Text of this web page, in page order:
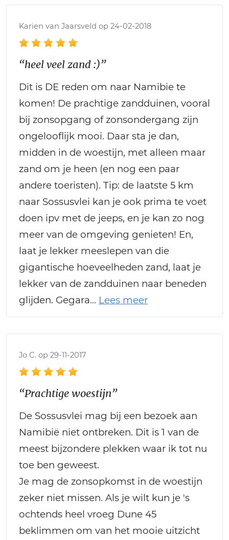
Karien van Jaarsveld op 24-02-2018
“heel veel zand :)”
Dit is DE reden om naar Namibie te
komen! De prachtige zandduinen, vooral
bij zonsopgang of zonsondergang zijn
ongelooflijk mooi. Daar sta je dan,
midden in de woestijn, met alleen maar
zand om je heen (en nog een paar
andere toeristen). Tip: de laatste 5 km
naar Sossusvlei kan je ook prima te voet
doen ipv met de jeeps, en je kan zo nog
meer van de omgeving genieten! En,
laat je lekker meeslepen van die
gigantische hoeveelheden zand, laat je
lekker van de zandduinen naar beneden
glijden. Gegara
Jo C. op 29-11-2017
“Prachtige woestijn”
De Sossusvlei mag bij een bezoek aan
Namibië niet ontbreken. Dit is 1 van de
meest bijzondere plekken waar ik tot nu
toe ben geweest.
Je mag de zonsopkomst in de woestijn
zeker niet missen. Als je wilt kun je 's
ochtends heel vroeg Dune 45
beklimmen om van het mooie uitzicht